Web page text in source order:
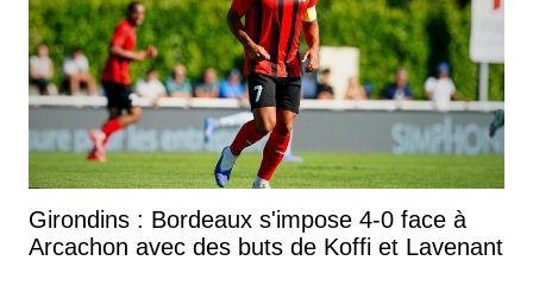
Girondins : Bordeaux s'impose 4-0 face à
Arcachon avec des buts de Koffi et Lavenant